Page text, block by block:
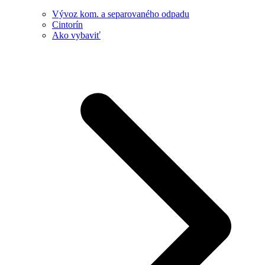
Vývoz kom. a separovaného odpadu
Cintorín
Ako vybaviť